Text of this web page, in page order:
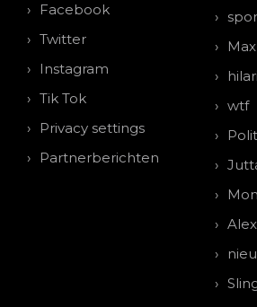
Facebook
Twitter
Instagram
Tik Tok
Privacy settings
Partnerberichten
wtf